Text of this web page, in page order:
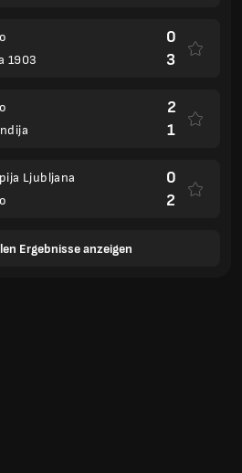
1903
0
3
2
1
Ljubljana
0
2
Ergebnisse anzeigen